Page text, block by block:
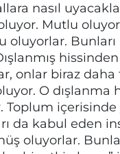
nasıl
Mutlu
oluyorlar. Bunları
onlar biraz
O dışlanma
Toplum
da kabul eden
oluyorlar.